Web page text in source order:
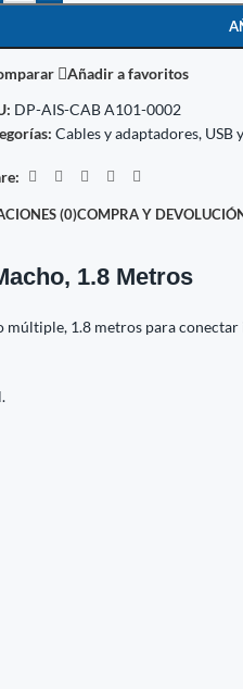
Añadir a favoritos
DP-AIS-CAB A101-0002
Cables y adaptadores, USB
(0)COMPRA Y
1.8 Metros
1.8 metros para conectar